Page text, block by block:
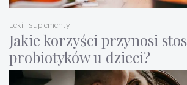
Jakie korzyści przynosi
probiotyków u dzieci?
Leki i suplementy